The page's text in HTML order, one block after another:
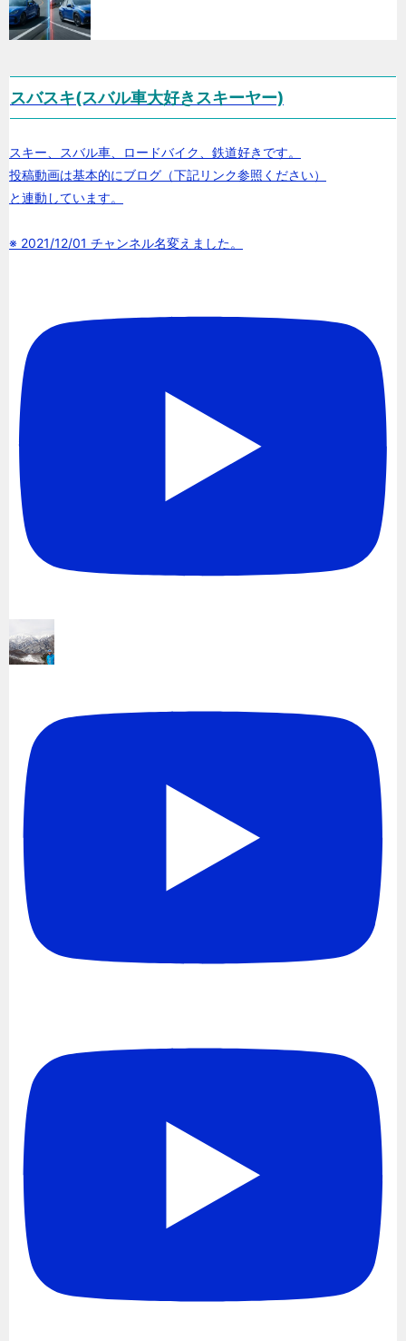
スバスキ(スバル車大好きスキーヤー)
スキー、スバル車、ロードバイク、鉄道好きです。
投稿動画は基本的にブログ（下記リンク参照ください）
と連動しています。
※ 2021/12/01 チャンネル名変えました。